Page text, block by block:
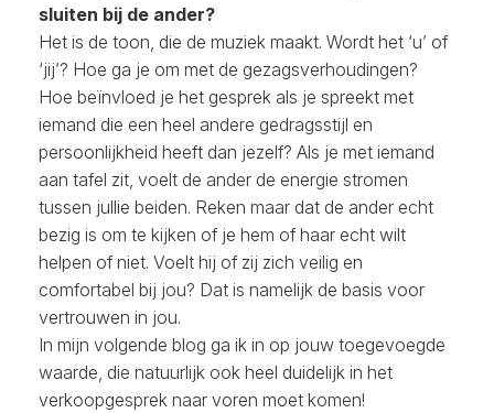
sluiten bij de ander?
Het is de toon, die de muziek maakt. Wordt het ‘u’ of
‘jij’? Hoe ga je om met de gezagsverhoudingen?
Hoe beïnvloed je het gesprek als je spreekt met
iemand die een heel andere gedragsstijl en
persoonlijkheid heeft dan jezelf? Als je met iemand
aan tafel zit, voelt de ander de energie stromen
tussen jullie beiden. Reken maar dat de ander echt
bezig is om te kijken of je hem of haar echt wilt
helpen of niet. Voelt hij of zij zich veilig en
comfortabel bij jou? Dat is namelijk de basis voor
vertrouwen in jou.
In mijn volgende blog ga ik in op jouw toegevoegde
waarde, die natuurlijk ook heel duidelijk in het
verkoopgesprek naar voren moet komen!